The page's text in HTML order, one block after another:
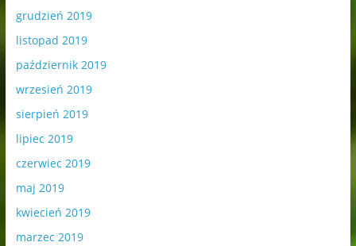
grudzień 2019
listopad 2019
październik 2019
wrzesień 2019
sierpień 2019
lipiec 2019
czerwiec 2019
maj 2019
kwiecień 2019
marzec 2019